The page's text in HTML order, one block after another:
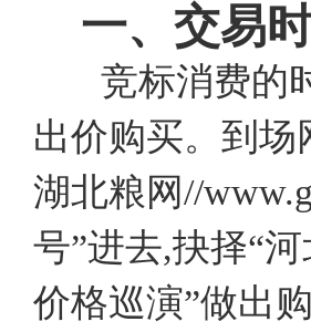
一、交易
竞标消费的
出价购买。到
湖北粮网//
号”进去,抉择“
价格巡演”做出